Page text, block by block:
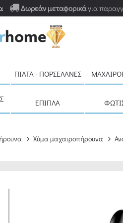
Δωρεάν μεταφορικάγια
ΠΙΆΤΑ - ΠΟΡΣΕΛΆΝΕΣ
ΈΠΙΠΛΑ
Χύμα μαχαιροπήρουνα